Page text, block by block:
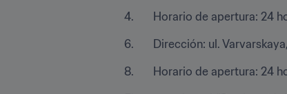
4.       Horario de apertura: 24
6.       Dirección: ul.
8.       Horario de apertura: 24